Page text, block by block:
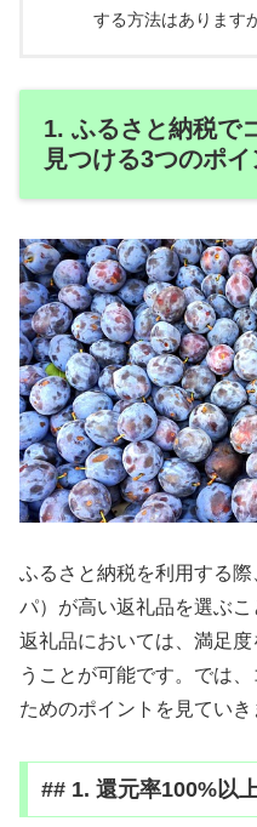
する方法はあります
1. ふるさと納税で
見つける3つのポイ
ふるさと納税を利用する
パ）が高い返礼品を選ぶ
返礼品においては、満足
うことが可能です。では
ためのポイントを見ていき
## 1. 還元率100%以